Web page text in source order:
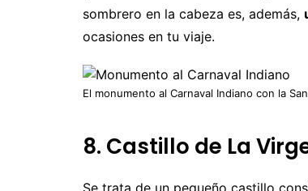
sombrero en la cabeza es, además,
ocasiones en tu viaje.
El monumento al Carnaval Indiano con la
8. Castillo de La
Se trata de un pequeño castillo